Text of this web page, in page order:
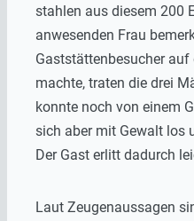
stahlen aus diesem 200
anwesenden Frau
Gaststättenbesucher
machte, traten die drei
konnte noch von einem
sich aber mit Gewalt los
Der Gast erlitt dadurch
Laut Zeugenaussagen